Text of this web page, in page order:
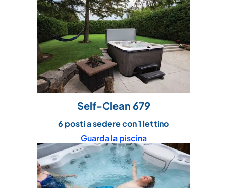
Self-Clean 679
6 posti a sedere con 1 lettino
Guarda la piscina